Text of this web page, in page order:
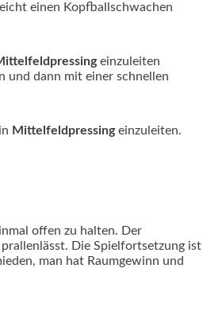
einen Kopfballschwachen
einzuleiten
und dann mit einer schnellen
Mittelfeldpressingeinzuleiten.
offen zu halten. Der
Die Spielfortsetzung ist
man hat Raumgewinn und